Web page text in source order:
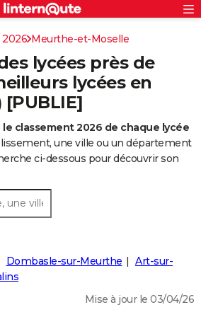
Rechercher
S'inscrire
Connexion
2026 Meurthe-et-Moselle
lycées près de
lycées en
[PUBLIE]
le classement 2026 de chaque lycée
une ville ou un département
ci-dessous pour découvrir son
Dombasle-sur-Meurthe
Art-sur-
Mise à jour le 03/04/26